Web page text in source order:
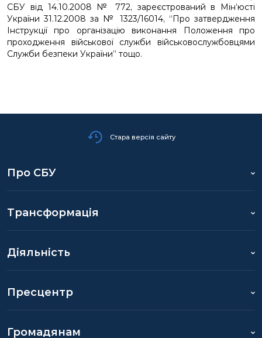
СБУ від 14.10.2008 № 772, зареєстрований в Мін’юсті
України 31.12.2008 за № 1323/16014, “Про затвердження
Інструкції про організацію виконання Положення про
проходження військової служби військовослужбовцями
Служби безпеки України” тощо.
Стара версія сайту
Про СБУ
Трансформація
Діяльність
Пресцентр
Громадянам